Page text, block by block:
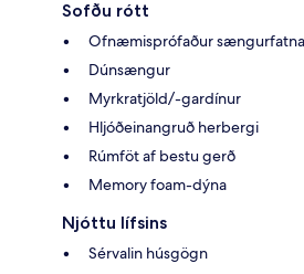
Sofðu rótt
Ofnæmisprófaður
Dúnsængur
Myrkratjöld/-gardínur
Hljóðeinangruð herbergi
Rúmföt af bestu gerð
Memory foam-dýna
Njóttu lífsins
Sérvalin húsgögn